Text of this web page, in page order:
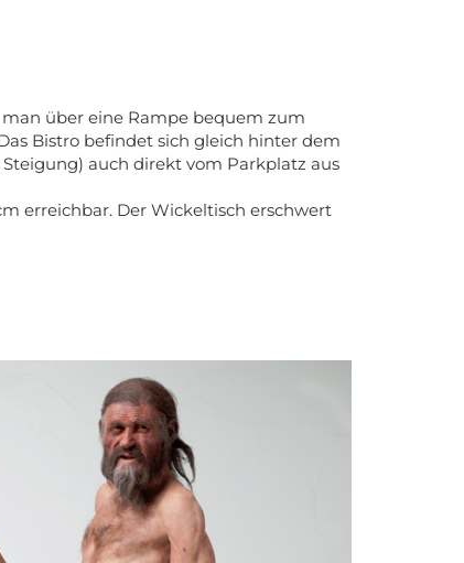
über eine Rampe bequem zum
Bistro befindet sich gleich hinter dem
Steigung) auch direkt vom Parkplatz aus
erreichbar. Der Wickeltisch erschwert